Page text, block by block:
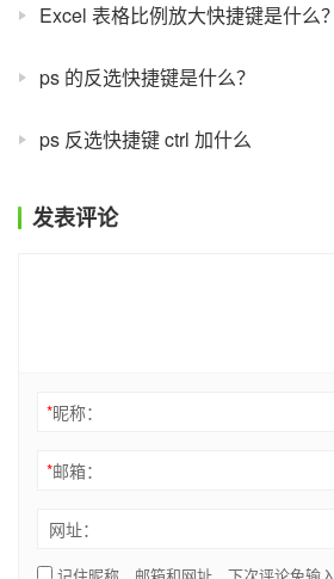
Excel 表格比例放大快捷键是什么？
ps 的反选快捷键是什么？
ps 反选快捷键 ctrl 加什么
发表评论
*昵称：
*邮箱：
网址：